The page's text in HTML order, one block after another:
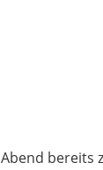
bereits